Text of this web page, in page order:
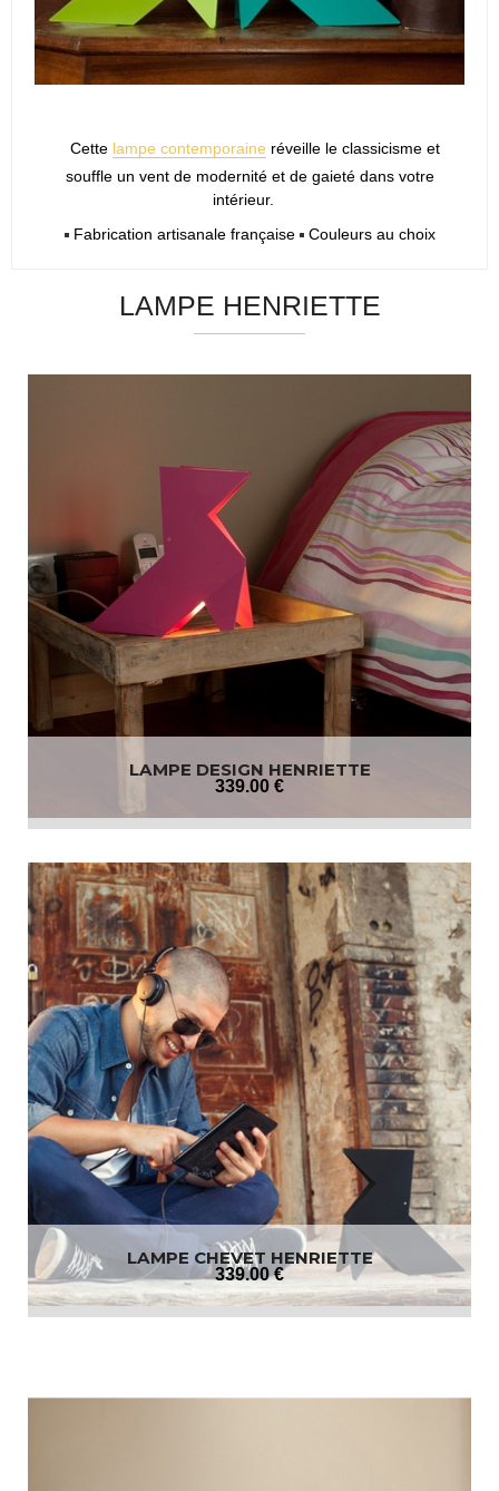
Cette lampe contemporaine réveille le classicisme et
souffle un vent de modernité et de gaieté dans votre
intérieur.
Fabrication artisanale française Couleurs au choix
LAMPE HENRIETTE
LAMPE DESIGN HENRIETTE
339.00 €
LAMPE CHEVET HENRIETTE
339.00 €